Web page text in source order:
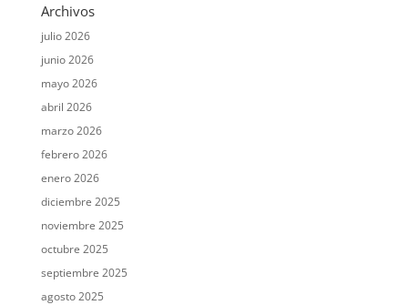
Archivos
julio 2026
junio 2026
mayo 2026
abril 2026
marzo 2026
febrero 2026
enero 2026
diciembre 2025
noviembre 2025
octubre 2025
septiembre 2025
agosto 2025